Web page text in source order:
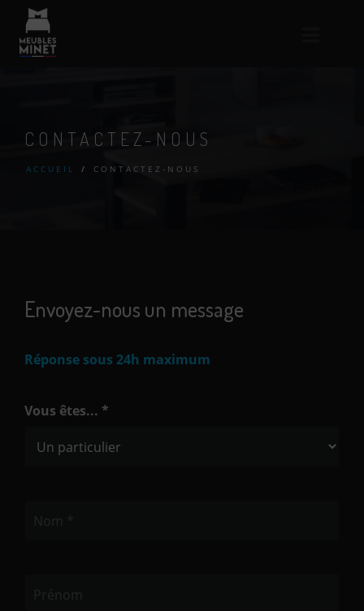
CONTACTEZ-NOUS
ACCUEIL / CONTACTEZ-NOUS
Envoyez-nous un message
Réponse sous 24h maximum
Vous êtes... *